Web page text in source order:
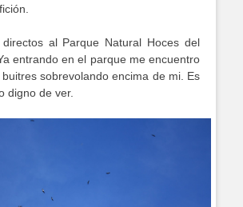
al Parque Natural Hoces del
entrando en el parque me encuentro
sobrevolando encima de mi. Es
digno de ver.